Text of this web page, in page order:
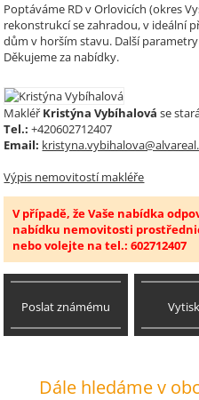
Poptáváme RD v Orlovicích (okres
rekonstrukcí se zahradou, v ideální
dům v horším stavu. Další
Děkujeme za nabídky.
Makléř Kristýna Vybíhalová se
Tel.: +420602712407
Email:
Výpis nemovitostí makléře
V případě, že Vaše nabídka
nabídku nemovitosti
nebo volejte na tel.: 602712407
Poslat známému
Dále hledáme v